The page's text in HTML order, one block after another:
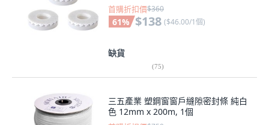
首購折扣價$360
61% $138 ($46.00/1個)
缺貨
(75)
三五產業 塑鋼窗窗戶縫隙密封條 純白
色 12mm x 200m, 1個